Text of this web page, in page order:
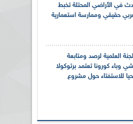
في الأراضي المحتلة تخبط
حقيقي وممارسة استعمارية
العلمية لرصد ومتابعة
وباء كورونا تعتمد برتوكولا
للاستفتاء حول مشروع